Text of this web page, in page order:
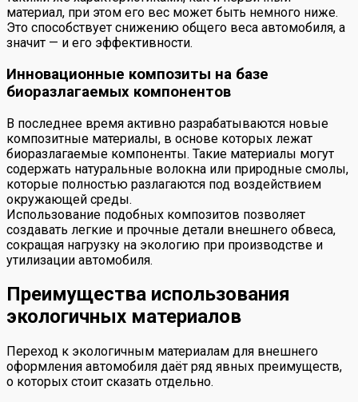
материал, при этом его вес может быть немного ниже.
Это способствует снижению общего веса автомобиля, а
значит — и его эффективности.
Инновационные композиты на базе
биоразлагаемых компонентов
В последнее время активно разрабатываются новые
композитные материалы, в основе которых лежат
биоразлагаемые компоненты. Такие материалы могут
содержать натуральные волокна или природные смолы,
которые полностью разлагаются под воздействием
окружающей среды.
Использование подобных композитов позволяет
создавать легкие и прочные детали внешнего обвеса,
сокращая нагрузку на экологию при производстве и
утилизации автомобиля.
Преимущества использования
экологичных материалов
Переход к экологичным материалам для внешнего
оформления автомобиля даёт ряд явных преимуществ,
о которых стоит сказать отдельно.